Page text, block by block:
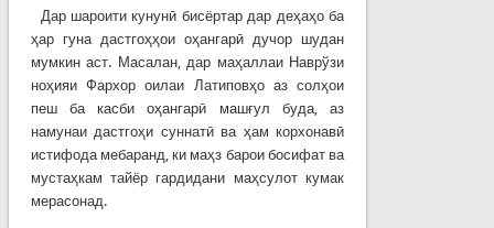
Дар шароити кунунӣ бисёртар дар деҳаҳо ба
ҳар гуна дастгоҳҳои оҳангарӣ дучор шудан
мумкин аст. Масалан, дар маҳаллаи Наврўзи
ноҳияи Фархор оилаи Латиповҳо аз солҳои
пеш ба касби оҳангарӣ машғул буда, аз
намунаи дастгоҳи суннатӣ ва ҳам корхонавӣ
истифода мебаранд, ки маҳз барои босифат ва
мустаҳкам тайёр гардидани маҳсулот кумак
мерасонад.